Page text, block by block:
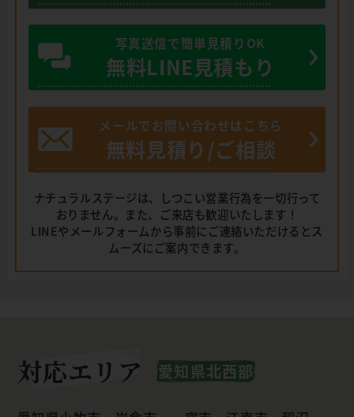
写真送信で簡単見積りOK
無料LINE見積もり
メールでお問い合わせはこちら
無料見積り/ご相談
ナチュラルステージは、しつこい営業行為を一切行って
おりません。また、ご来店も歓迎いたします！
LINEやメールフォームから事前にご連絡いただけるとス
ムーズにご案内できます。
対応エリア 愛知県北西部